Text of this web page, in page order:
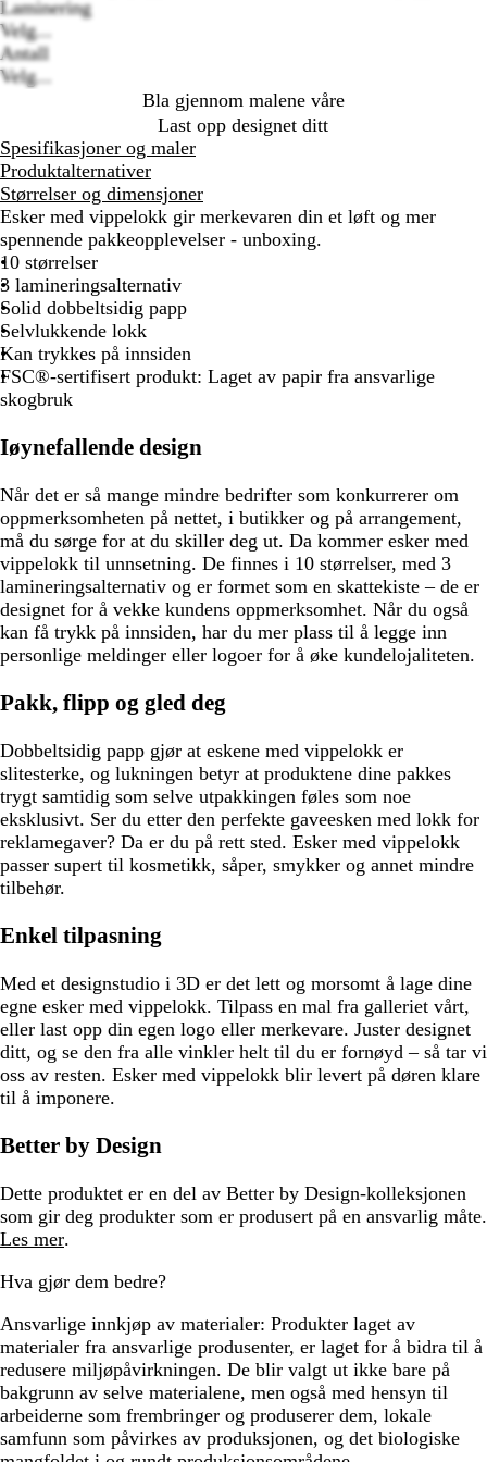
Laminering
Velg...
Antall
Velg...
Bla gjennom malene våre
Last opp designet ditt
Spesifikasjoner og maler
Produktalternativer
Størrelser og dimensjoner
Esker med vippelokk gir merkevaren din et løft og mer
spennende pakkeopplevelser - unboxing.
10 størrelser
3 lamineringsalternativ
Solid dobbeltsidig papp
Selvlukkende lokk
Kan trykkes på innsiden
FSC®-sertifisert produkt: Laget av papir fra ansvarlige
skogbruk
Iøynefallende design
Når det er så mange mindre bedrifter som konkurrerer om
oppmerksomheten på nettet, i butikker og på arrangement,
må du sørge for at du skiller deg ut. Da kommer esker med
vippelokk til unnsetning. De finnes i 10 størrelser, med 3
lamineringsalternativ og er formet som en skattekiste – de er
designet for å vekke kundens oppmerksomhet. Når du også
kan få trykk på innsiden, har du mer plass til å legge inn
personlige meldinger eller logoer for å øke kundelojaliteten.
Pakk, flipp og gled deg
Dobbeltsidig papp gjør at eskene med vippelokk er
slitesterke, og lukningen betyr at produktene dine pakkes
trygt samtidig som selve utpakkingen føles som noe
eksklusivt. Ser du etter den perfekte gaveesken med lokk for
reklamegaver? Da er du på rett sted. Esker med vippelokk
passer supert til kosmetikk, såper, smykker og annet mindre
tilbehør.
Enkel tilpasning
Med et designstudio i 3D er det lett og morsomt å lage dine
egne esker med vippelokk. Tilpass en mal fra galleriet vårt,
eller last opp din egen logo eller merkevare. Juster designet
ditt, og se den fra alle vinkler helt til du er fornøyd – så tar vi
oss av resten. Esker med vippelokk blir levert på døren klare
til å imponere.
Better by Design
Dette produktet er en del av Better by Design-kolleksjonen
som gir deg produkter som er produsert på en ansvarlig måte.
Les mer.
Hva gjør dem bedre?
Ansvarlige innkjøp av materialer: Produkter laget av
materialer fra ansvarlige produsenter, er laget for å bidra til å
redusere miljøpåvirkningen. De blir valgt ut ikke bare på
bakgrunn av selve materialene, men også med hensyn til
arbeiderne som frembringer og produserer dem, lokale
samfunn som påvirkes av produksjonen, og det biologiske